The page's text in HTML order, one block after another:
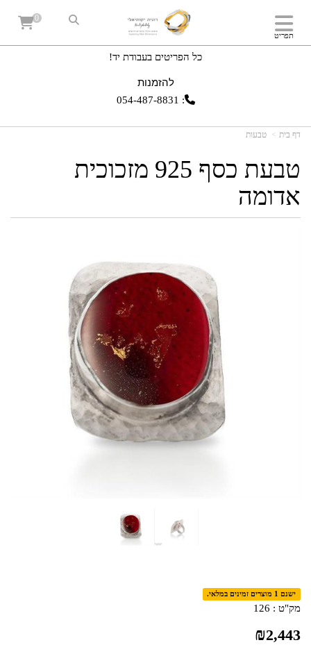
כל הפריטים בעבודת יד!
להזמנות
:
054-487-8831
תפריט
0
דף בית טבעות
טבעת כסף 925 מזכוכית
אדומה
ישנם 1 מוצרים זמינים במלאי.
מק"ט : 126
₪2,443